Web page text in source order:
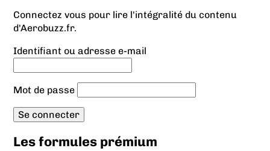
Connectez vous pour lire l'intégralité du contenu
d'Aerobuzz.fr.
Identifiant ou adresse e-mail
Mot de passe
Les formules prémium